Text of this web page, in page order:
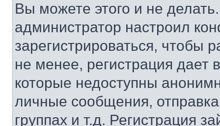
Вы можете этого и не
администратор настроил
зарегистрироваться, чтобы
не менее, регистрация
которые недоступны
личные сообщения,
группах и т.д. Регистрация